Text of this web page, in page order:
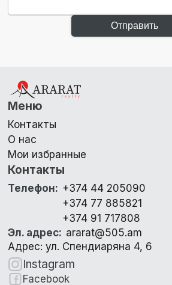
Отправить
Меню
Контакты
О нас
Мои избранные
Контакты
Телефон: +374 44 205090
+374 77 885821
+374 91 717808
Эл. адрес: ararat@505.am
Адрес: ул. Спендиаряна 4, 6
Instagram
Facebook